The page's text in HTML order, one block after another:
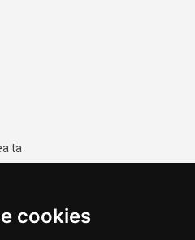
cookies
ta